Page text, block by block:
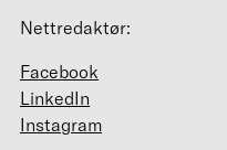
Nettredaktør:
Facebook
LinkedIn
Instagram